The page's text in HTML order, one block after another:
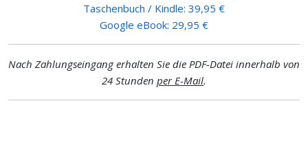
Taschenbuch / Kindle: 39,95 €
Google eBook: 29,95 €
Nach Zahlungseingang erhalten Sie die PDF-Datei innerhalb von
24 Stunden per E-Mail.